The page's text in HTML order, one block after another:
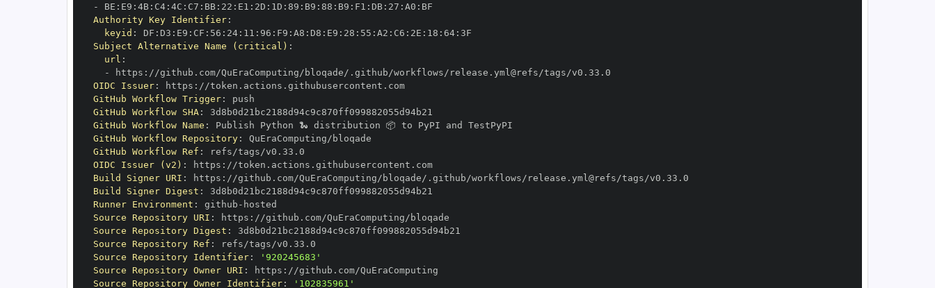
-
BE : E9 : 4B: C4: 4C : C7 : BB: 22 : E1 : 2D : 1D : 89 : B9 : 88 : B9 : F1 : DB: 27 : A0 :
Authority Key Identifier:
keyid : DF : D3 : E9 : CF : 56 : 24: 11 : 96 : F9 : A8 : D8 : E9 : 28 : 55 : A2 : C6 : 2E : 18 : 64:
Subject Alternative Name (critical) :
url :
-
https :
OIDC Issuer: https :
//token.actions.githubusercontent.com
GitHub Workflow Trigger:
GitHub Workflow SHA:
GitHub Workflow Name :
GitHub Workflow Repository:
GitHub Workflow Ref :
OIDC Issuer (v2) : https :
//token.actions.githubusercontent.com
Build Signer URI : https :
Build Signer Digest :
Runner Environment : github -
Source Repository URI : https :
Source Repository Digest :
Source Repository Ref :
Source Repository Identifier:
'920245683'
Source Repository Owner URI : https :
Source Repository Owner Identifier: '102835961'